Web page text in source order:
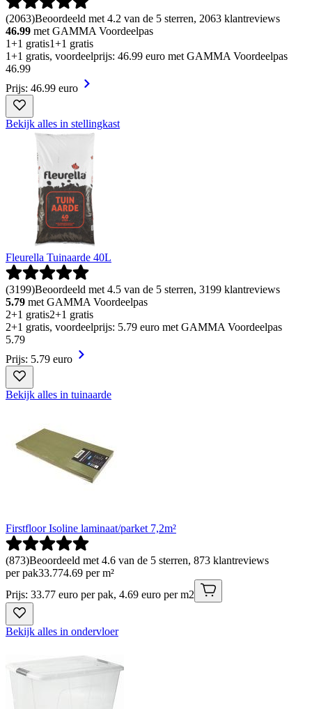
(2063)Beoordeeld met 4.2 van de 5 sterren, 2063 klantreviews
46.99 met GAMMA Voordeelpas
1+1 gratis1+1 gratis
1+1 gratis, voordeelprijs: 46.99 euro met GAMMA Voordeelpas
46.99
Prijs: 46.99 euro
Bekijk alles in stellingkast
Fleurella Tuinaarde 40L
(3199)Beoordeeld met 4.5 van de 5 sterren, 3199 klantreviews
5.79 met GAMMA Voordeelpas
2+1 gratis2+1 gratis
2+1 gratis, voordeelprijs: 5.79 euro met GAMMA Voordeelpas
5.79
Prijs: 5.79 euro
Bekijk alles in tuinaarde
Firstfloor Isoline laminaat/parket 7,2m²
(873)Beoordeeld met 4.6 van de 5 sterren, 873 klantreviews
per pak33.774.69 per m²
Prijs: 33.77 euro per pak, 4.69 euro per m2
Bekijk alles in ondervloer